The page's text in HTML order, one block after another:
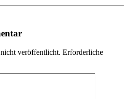
veröffentlicht. Erforderliche